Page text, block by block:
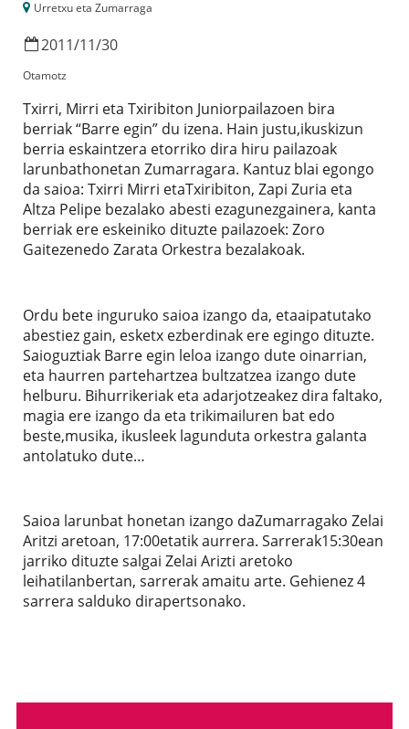
Urretxu eta Zumarraga
2011/11/30
Otamotz
Txirri, Mirri eta Txiribiton Juniorpailazoen bira
berriak “Barre egin” du izena. Hain justu,ikuskizun
berria eskaintzera etorriko dira hiru pailazoak
larunbathonetan Zumarragara. Kantuz blai egongo
da saioa: Txirri Mirri etaTxiribiton, Zapi Zuria eta
Altza Pelipe bezalako abesti ezagunezgainera, kanta
berriak ere eskeiniko dituzte pailazoek: Zoro
Gaitezenedo Zarata Orkestra bezalakoak.
Ordu bete inguruko saioa izango da, etaaipatutako
abestiez gain, esketx ezberdinak ere egingo dituzte.
Saioguztiak Barre egin leloa izango dute oinarrian,
eta haurren partehartzea bultzatzea izango dute
helburu. Bihurrikeriak eta adarjotzeakez dira faltako,
magia ere izango da eta trikimailuren bat edo
beste,musika, ikusleek lagunduta orkestra galanta
antolatuko dute…
Saioa larunbat honetan izango daZumarragako Zelai
Aritzi aretoan, 17:00etatik aurrera. Sarrerak15:30ean
jarriko dituzte salgai Zelai Arizti aretoko
leihatilanbertan, sarrerak amaitu arte. Gehienez 4
sarrera salduko dirapertsonako.